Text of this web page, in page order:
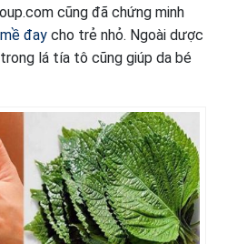
cũng đã chứng minh
đay cho trẻ nhỏ. Ngoài dược
lá tía tô cũng giúp da bé